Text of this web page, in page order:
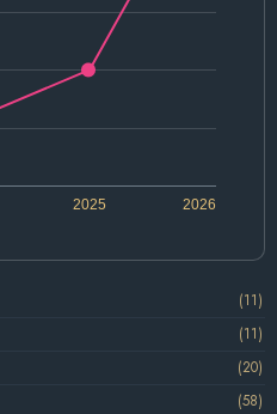
2026
2025
(11)
(11)
(20)
(58)